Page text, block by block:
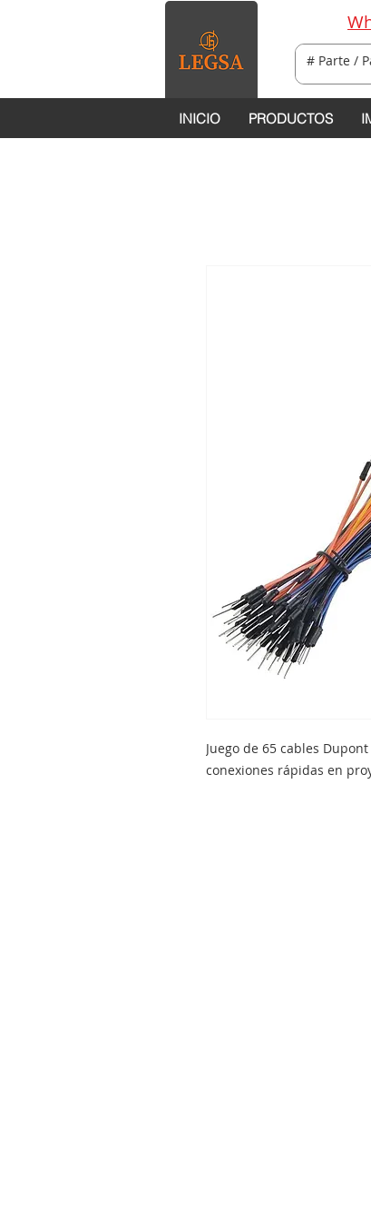
INICIO PRODUCTOS
Juego de 65 cables
conexiones rápidas en